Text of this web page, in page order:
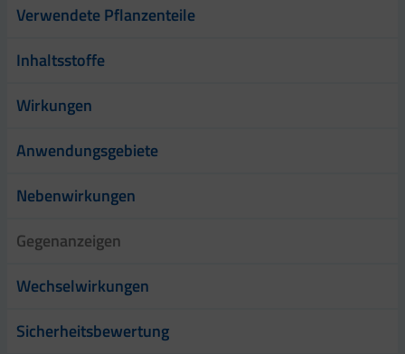
Verwendete Pflanzenteile
Inhaltsstoffe
Wirkungen
Anwendungsgebiete
Nebenwirkungen
Gegenanzeigen
Wechselwirkungen
Sicherheitsbewertung